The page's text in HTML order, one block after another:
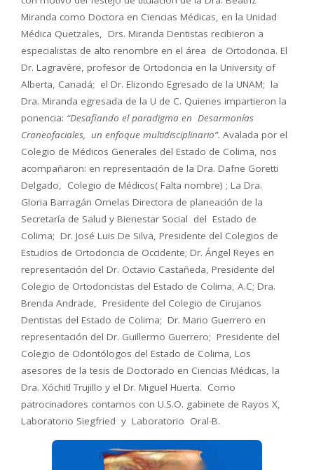
Miranda como Doctora en Ciencias Médicas, en la Unidad
Médica Quetzales, Drs. Miranda Dentistas recibieron a
especialistas de alto renombre en el área de Ortodoncia. El
Dr. Lagravère, profesor de Ortodoncia en la University of
Alberta, Canadá; el Dr. Elizondo Egresado de la UNAM; la
Dra. Miranda egresada de la U de C. Quienes impartieron la
ponencia: “Desafiando el paradigma en Desarmonías
Craneofaciales, un enfoque multidisciplinario”. Avalada por el
Colegio de Médicos Generales del Estado de Colima, nos
acompañaron: en representación de la Dra. Dafne Goretti
Delgado, Colegio de Médicos( Falta nombre) ; La Dra.
Gloria Barragán Ornelas Directora de planeación de la
Secretaría de Salud y Bienestar Social del Estado de
Colima; Dr. José Luis De Silva, Presidente del Colegios de
Estudios de Ortodoncia de Occidente; Dr. Ángel Reyes en
representación del Dr. Octavio Castañeda, Presidente del
Colegio de Ortodoncistas del Estado de Colima, A.C; Dra.
Brenda Andrade, Presidente del Colegio de Cirujanos
Dentistas del Estado de Colima; Dr. Mario Guerrero en
representación del Dr. Guillermo Guerrero; Presidente del
Colegio de Odontólogos del Estado de Colima, Los
asesores de la tesis de Doctorado en Ciencias Médicas, la
Dra. Xóchitl Trujillo y el Dr. Miguel Huerta. Como
patrocinadores contamos con U.S.O. gabinete de Rayos X,
Laboratorio Siegfried y Laboratorio Oral-B.